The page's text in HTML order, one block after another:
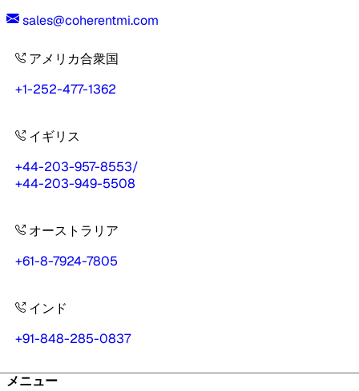
sales@coherentmi.com
アメリカ合衆国
+1-252-477-1362
イギリス
+44-203-957-8553/
+44-203-949-5508
オーストラリア
+61-8-7924-7805
インド
+91-848-285-0837
メニュー